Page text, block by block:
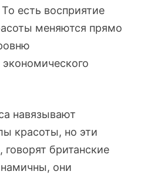
есть восприятие
меняются прямо
навязывают
красоты, но эти
британские
они